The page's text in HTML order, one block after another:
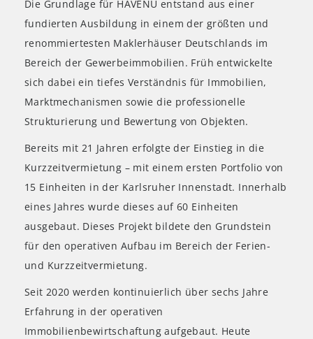
Die Grundlage für HAVENU entstand aus einer
fundierten Ausbildung in einem der größten und
renommiertesten Maklerhäuser Deutschlands im
Bereich der Gewerbeimmobilien. Früh entwickelte
sich dabei ein tiefes Verständnis für Immobilien,
Marktmechanismen sowie die professionelle
Strukturierung und Bewertung von Objekten.
Bereits mit 21 Jahren erfolgte der Einstieg in die
Kurzzeitvermietung – mit einem ersten Portfolio von
15 Einheiten in der Karlsruher Innenstadt. Innerhalb
eines Jahres wurde dieses auf 60 Einheiten
ausgebaut. Dieses Projekt bildete den Grundstein
für den operativen Aufbau im Bereich der Ferien-
und Kurzzeitvermietung.
Seit 2020 werden kontinuierlich über sechs Jahre
Erfahrung in der operativen
Immobilienbewirtschaftung aufgebaut. Heute